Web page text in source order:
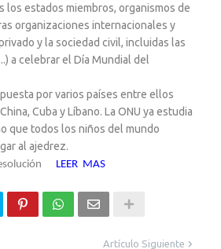
los estados miembros, organismos de
organizaciones internacionales y
y la sociedad civil, incluidas las
a celebrar el Día Mundial del
por varios países entre ellos
Cuba y Líbano. La ONU ya estudia
que todos los niños del mundo
al ajedrez.
LEER MAS
Artículo Siguiente